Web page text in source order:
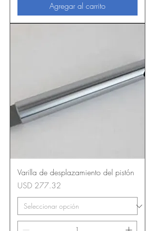
Agregar al carrito
Varilla de desplazamiento del pistón
Precio
USD 277.32